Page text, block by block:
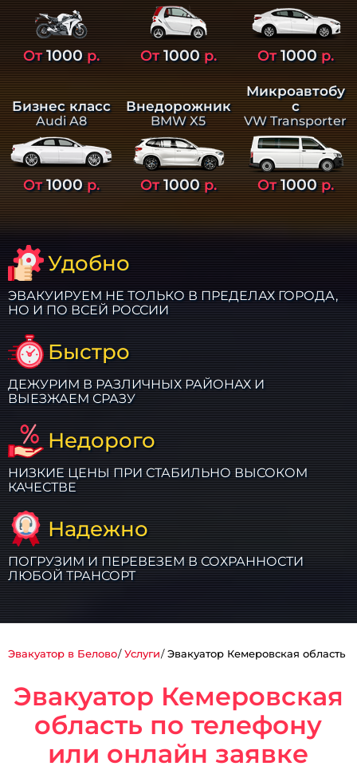
От1000р. От1000р. От1000р.
Бизнес класс
Audi A8
От1000р.
Внедорожник
BMW X5
От1000р.
Микроавтобу
с
VW Transporter
От1000р.
Удобно
ЭВАКУИРУЕМ НЕ ТОЛЬКО В ПРЕДЕЛАХ ГОРОДА,
НО И ПО ВСЕЙ РОССИИ
Быстро
ДЕЖУРИМ В РАЗЛИЧНЫХ РАЙОНАХ И
ВЫЕЗЖАЕМ СРАЗУ
Недорого
НИЗКИЕ ЦЕНЫ ПРИ СТАБИЛЬНО ВЫСОКОМ
КАЧЕСТВЕ
Надежно
ПОГРУЗИМ И ПЕРЕВЕЗЕМ В СОХРАННОСТИ
ЛЮБОЙ ТРАНСОРТ
Эвакуатор в Белово Услуги Эвакуатор Кемеровская область
Эвакуатор Кемеровская
область по телефону
или онлайн заявке